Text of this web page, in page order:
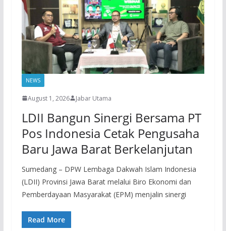
NEWS
August 1, 2026 Jabar Utama
LDII Bangun Sinergi Bersama PT
Pos Indonesia Cetak Pengusaha
Baru Jawa Barat Berkelanjutan
Sumedang – DPW Lembaga Dakwah Islam Indonesia
(LDII) Provinsi Jawa Barat melalui Biro Ekonomi dan
Pemberdayaan Masyarakat (EPM) menjalin sinergi
Read More